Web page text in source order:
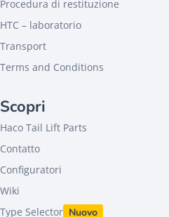
Procedura di restituzione
HTC – laboratorio
Transport
Terms and Conditions
Scopri
Haco Tail Lift Parts
Contatto
Configuratori
Wiki
Type Selector Nuovo